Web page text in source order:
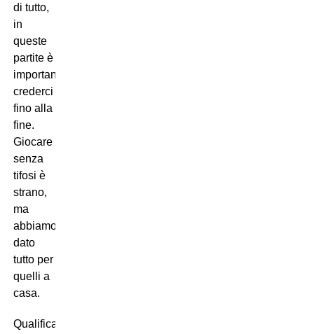
di tutto,
in
queste
partite è
importante
crederci
fino alla
fine.
Giocare
senza
tifosi è
strano,
ma
abbiamo
dato
tutto per
quelli a
casa.
Qualificazione?